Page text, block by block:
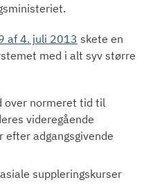
af 4. juli 2013 skete en
med i alt syv større
over normeret tid til
videregående
efter adgangsgivende
suppleringskurser